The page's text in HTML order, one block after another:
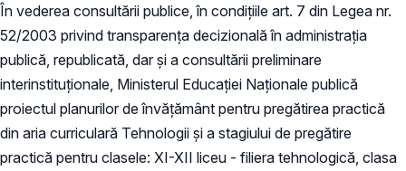
În vederea consultării publice, în condiţiile art. 7 din Legea nr.
52/2003 privind transparenţa decizională în administraţia
publică, republicată, dar și a consultării preliminare
interinstituționale, Ministerul Educaţiei Naţionale publică
proiectul planurilor de învățământ pentru pregătirea practică
din aria curriculară Tehnologii și a stagiului de pregătire
practică pentru clasele: XI-XII liceu - filiera tehnologică, clasa